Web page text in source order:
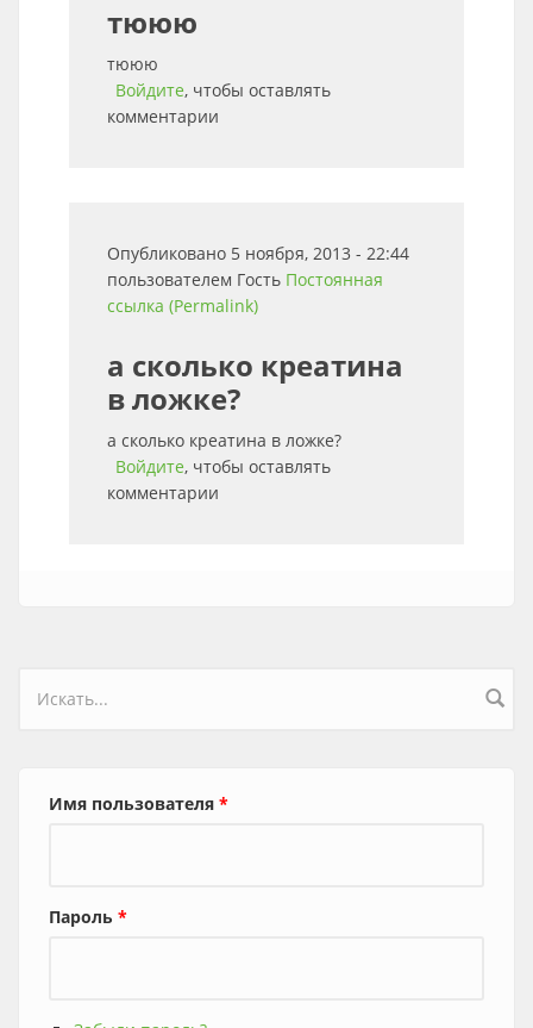
тююю
тююю
Войдите, чтобы оставлять
комментарии
Опубликовано 5 ноября, 2013 - 22:44
пользователем Гость Постоянная
ссылка (Permalink)
а сколько креатина
в ложке?
а сколько креатина в ложке?
Войдите, чтобы оставлять
комментарии
Форма поиска
Имя пользователя *
Пароль *